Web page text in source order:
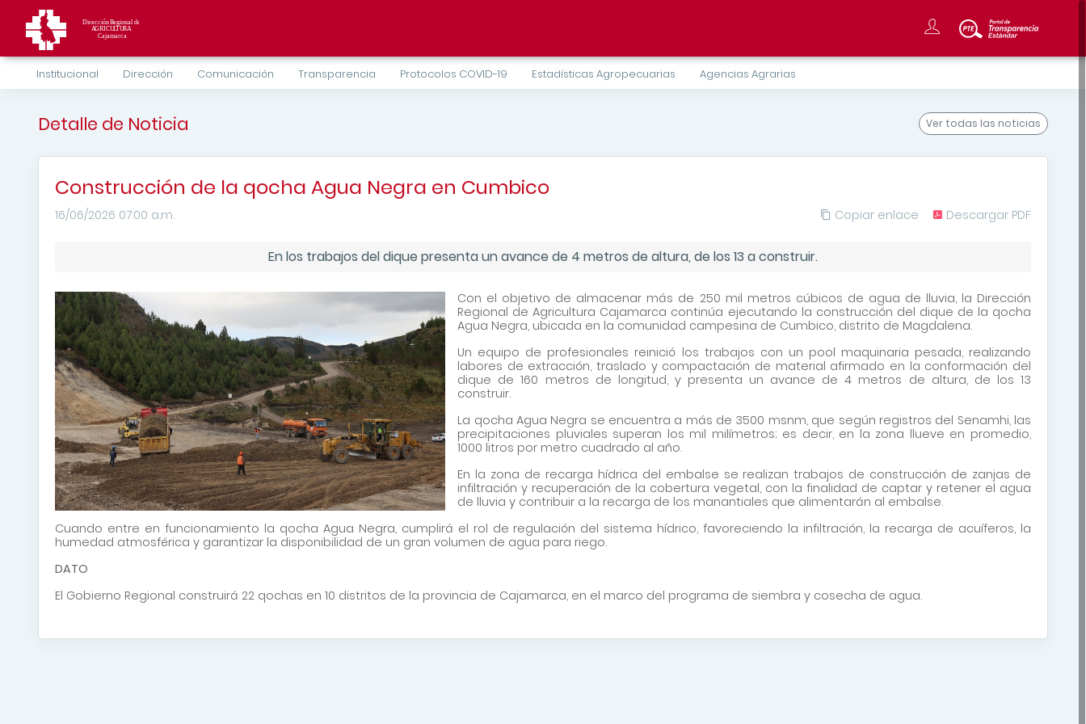
Institucional Dirección Comunicación Transparencia Protocolos COVID-19 Estadísticas Agropecuarias Agencias Agrarias
Ver todas las noticias
Detalle de Noticia
Construcción de la qocha Agua Negra en Cumbico
16/06/2026 07:00 a.m. Descargar PDF
Copiar enlace
En los trabajos del dique presenta un avance de 4 metros de altura, de los 13 a construir.
Con el objetivo de almacenar más de 250 mil metros cúbicos de agua de lluvia, la Dirección
Regional de Agricultura Cajamarca continúa ejecutando la construcción del dique de la qocha
Agua Negra, ubicada en la comunidad campesina de Cumbico, distrito de Magdalena.
Un equipo de profesionales reinició los trabajos con un pool maquinaria pesada, realizando
labores de extracción, traslado y compactación de material afirmado en la conformación del
dique de 160 metros de longitud, y presenta un avance de 4 metros de altura, de los 13
construir.
La qocha Agua Negra se encuentra a más de 3500 msnm, que según registros del Senamhi, las
precipitaciones pluviales superan los mil milímetros; es decir, en la zona llueve en promedio,
1000 litros por metro cuadrado al año.
En la zona de recarga hídrica del embalse se realizan trabajos de construcción de zanjas de
infiltración y recuperación de la cobertura vegetal, con la finalidad de captar y retener el agua
de lluvia y contribuir a la recarga de los manantiales que alimentarán al embalse.
Cuando entre en funcionamiento la qocha Agua Negra, cumplirá el rol de regulación del sistema hídrico, favoreciendo la infiltración, la recarga de acuíferos, la
humedad atmosférica y garantizar la disponibilidad de un gran volumen de agua para riego.
DATO
El Gobierno Regional construirá 22 qochas en 10 distritos de la provincia de Cajamarca, en el marco del programa de siembra y cosecha de agua.